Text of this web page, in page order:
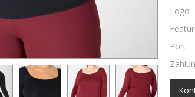
Logo
Port